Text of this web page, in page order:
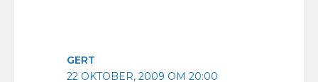
GERT
22 OKTOBER, 2009 OM 20:00